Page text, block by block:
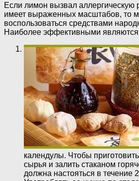
Если лимон вызвал аллергическую
имеет выраженных масштабов, то
воспользоваться средствами
Наиболее эффективными
календулы. Чтобы
сырья и залить стаканом
должна настояться в течение